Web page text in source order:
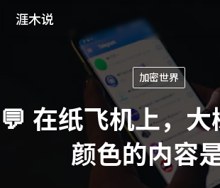
涯木说
加密世界
💬 在纸飞机上，大
颜色的内容